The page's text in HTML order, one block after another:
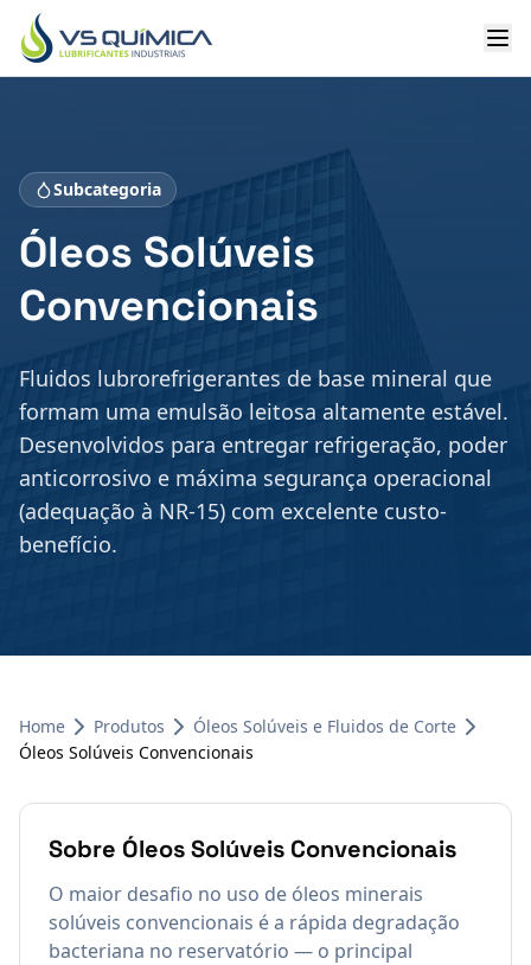
Ir para o conteúdo principal
Subcategoria
Óleos Solúveis
Convencionais
Fluidos lubrorefrigerantes de base mineral que
formam uma emulsão leitosa altamente estável.
Desenvolvidos para entregar refrigeração, poder
anticorrosivo e máxima segurança operacional
(adequação à NR-15) com excelente custo-
benefício.
Home Produtos
Óleos Solúveis e Fluidos de Corte
Óleos Solúveis Convencionais
Sobre Óleos Solúveis Convencionais
O maior desafio no uso de óleos minerais
solúveis convencionais é a rápida degradação
bacteriana no reservatório — o principal